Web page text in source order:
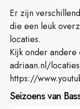
Er zijn
die een leuk
locaties.
Kijk onder
adriaan.nl/
https://
Seizoens van